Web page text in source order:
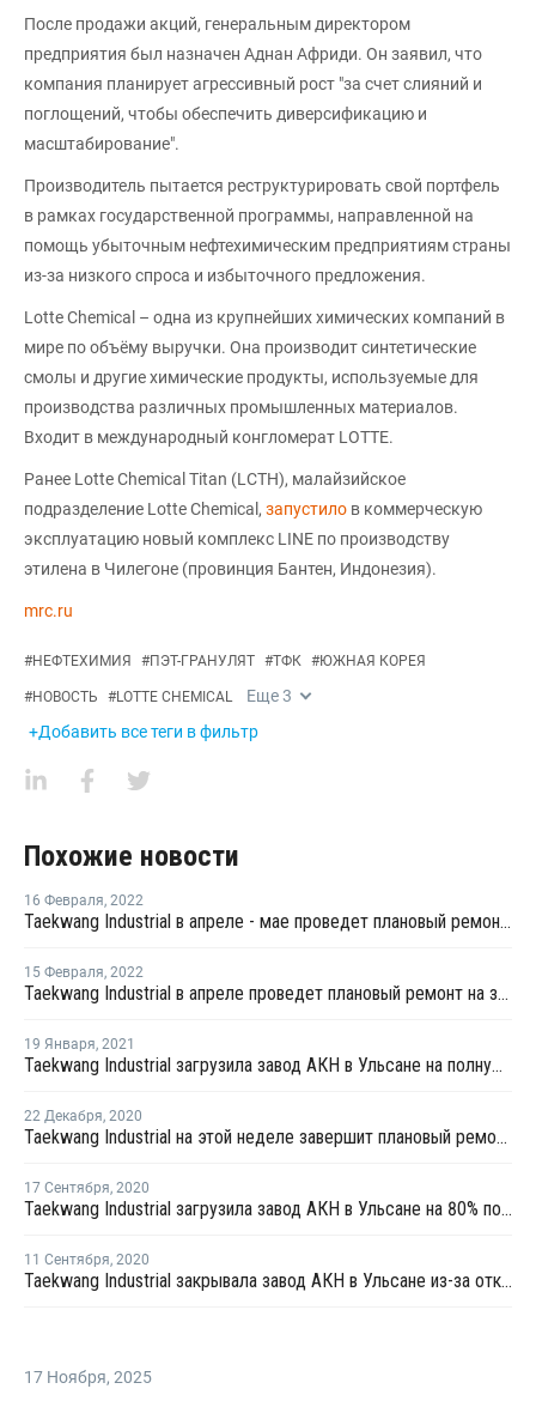
После продажи акций, генеральным директором
предприятия был назначен Аднан Африди. Он заявил, что
компания планирует агрессивный рост "за счет слияний и
поглощений, чтобы обеспечить диверсификацию и
масштабирование".
Производитель пытается реструктурировать свой портфель
в рамках государственной программы, направленной на
помощь убыточным нефтехимическим предприятиям страны
из-за низкого спроса и избыточного предложения.
Lotte Chemical – одна из крупнейших химических компаний в
мире по объёму выручки. Она производит синтетические
смолы и другие химические продукты, используемые для
производства различных промышленных материалов.
Входит в международный конгломерат LOTTE.
Ранее Lotte Chemical Titan (LCTH), малайзийское
подразделение Lotte Chemical, запустило в коммерческую
эксплуатацию новый комплекс LINE по производству
этилена в Чилегоне (провинция Бантен, Индонезия).
mrc.ru
#НЕФТЕХИМИЯ #ПЭТ-ГРАНУЛЯТ #ТФК #ЮЖНАЯ КОРЕЯ
#НОВОСТЬ #LOTTE CHEMICAL Еще3
+Добавить все теги в фильтр
Похожие новости
16 Февраля, 2022
Taekwang Industrial в апреле - мае проведет плановый ремонт на заводе АКН в Ульсане
15 Февраля, 2022
Taekwang Industrial в апреле проведет плановый ремонт на заводе АКН в Ульсане
19 Января, 2021
Taekwang Industrial загрузила завод АКН в Ульсане на полную мощность после перезапуска
22 Декабря, 2020
Taekwang Industrial на этой неделе завершит плановый ремонт на заводе АКН в Ульсане
17 Сентября, 2020
Taekwang Industrial загрузила завод АКН в Ульсане на 80% после перезапуска
11 Сентября, 2020
Taekwang Industrial закрывала завод АКН в Ульсане из-за отключения электроэнергии
17 Ноября, 2025